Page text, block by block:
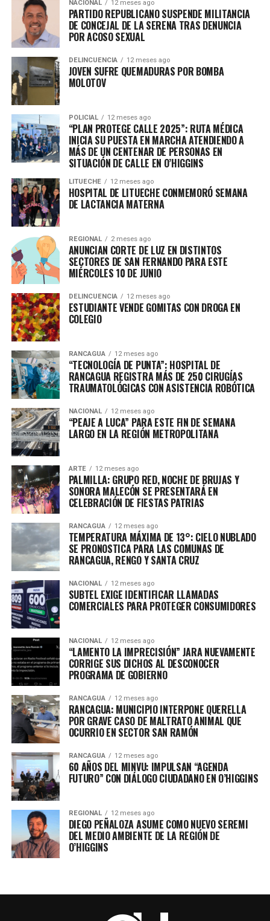
NACIONAL 12 meses ago
PARTIDO REPUBLICANO SUSPENDE MILITANCIA
DE CONCEJAL DE LA SERENA TRAS DENUNCIA
POR ACOSO SEXUAL
DELINCUENCIA 12 meses ago
JOVEN SUFRE QUEMADURAS POR BOMBA
MOLOTOV
POLICIAL 12 meses ago
“PLAN PROTEGE CALLE 2025”: RUTA MÉDICA
INICIA SU PUESTA EN MARCHA ATENDIENDO A
MÁS DE UN CENTENAR DE PERSONAS EN
SITUACIÓN DE CALLE EN O’HIGGINS
LITUECHE 12 meses ago
HOSPITAL DE LITUECHE CONMEMORÓ SEMANA
DE LACTANCIA MATERNA
REGIONAL 2 meses ago
ANUNCIAN CORTE DE LUZ EN DISTINTOS
SECTORES DE SAN FERNANDO PARA ESTE
MIÉRCOLES 10 DE JUNIO
DELINCUENCIA 12 meses ago
ESTUDIANTE VENDE GOMITAS CON DROGA EN
COLEGIO
RANCAGUA 12 meses ago
“TECNOLOGÍA DE PUNTA”: HOSPITAL DE
RANCAGUA REGISTRA MÁS DE 250 CIRUGÍAS
TRAUMATOLÓGICAS CON ASISTENCIA ROBÓTICA
NACIONAL 12 meses ago
“PEAJE A LUCA” PARA ESTE FIN DE SEMANA
LARGO EN LA REGIÓN METROPOLITANA
ARTE 12 meses ago
PALMILLA: GRUPO RED, NOCHE DE BRUJAS Y
SONORA MALECÓN SE PRESENTARÁ EN
CELEBRACIÓN DE FIESTAS PATRIAS
RANCAGUA 12 meses ago
TEMPERATURA MÁXIMA DE 13°: CIELO NUBLADO
SE PRONOSTICA PARA LAS COMUNAS DE
RANCAGUA, RENGO Y SANTA CRUZ
NACIONAL 12 meses ago
SUBTEL EXIGE IDENTIFICAR LLAMADAS
COMERCIALES PARA PROTEGER CONSUMIDORES
NACIONAL 12 meses ago
“LAMENTO LA IMPRECISIÓN” JARA NUEVAMENTE
CORRIGE SUS DICHOS AL DESCONOCER
PROGRAMA DE GOBIERNO
RANCAGUA 12 meses ago
RANCAGUA: MUNICIPIO INTERPONE QUERELLA
POR GRAVE CASO DE MALTRATO ANIMAL QUE
OCURRIO EN SECTOR SAN RAMÓN
RANCAGUA 12 meses ago
60 AÑOS DEL MINVU: IMPULSAN “AGENDA
FUTURO” CON DIÁLOGO CIUDADANO EN O’HIGGINS
REGIONAL 12 meses ago
DIEGO PEÑALOZA ASUME COMO NUEVO SEREMI
DEL MEDIO AMBIENTE DE LA REGIÓN DE
O’HIGGINS